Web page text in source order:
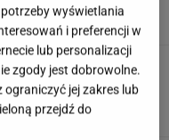
Płonie centrum
w Jekaterynburgu
wyświetlania
i preferencji w
lub personalizacji
zgody jest dobrowolne.
ograniczyć jej zakres lub
przejdź do